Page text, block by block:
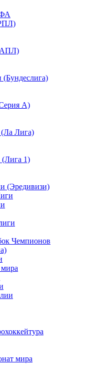
А)
Лига)
1)
(Эредивизи)
Чемпионов
мира